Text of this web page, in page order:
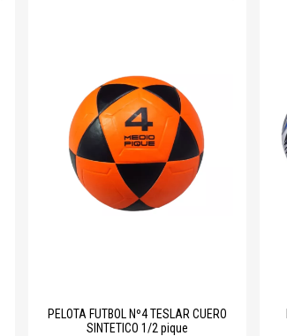
PELOTA FUTBOL Nº4 TESLAR CUERO
SINTETICO 1/2 pique